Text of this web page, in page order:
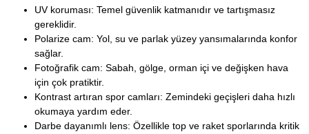
UV koruması: Temel güvenlik katmanıdır ve tartışmasız
gereklidir.
Polarize cam: Yol, su ve parlak yüzey yansımalarında konfor
sağlar.
Fotoğrafik cam: Sabah, gölge, orman içi ve değişken hava
için çok pratiktir.
Kontrast artıran spor camları: Zemindeki geçişleri daha hızlı
okumaya yardım eder.
Darbe dayanımlı lens: Özellikle top ve raket sporlarında kritik